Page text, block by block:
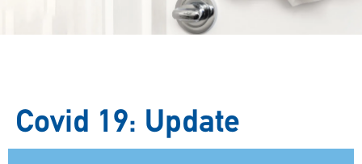
Covid 19: Update